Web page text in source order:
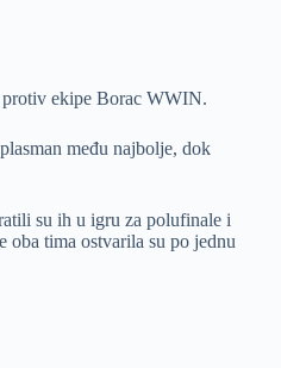
ekipe Borac WWIN.
među najbolje, dok
su ih u igru za polufinale i
tima ostvarila su po jednu